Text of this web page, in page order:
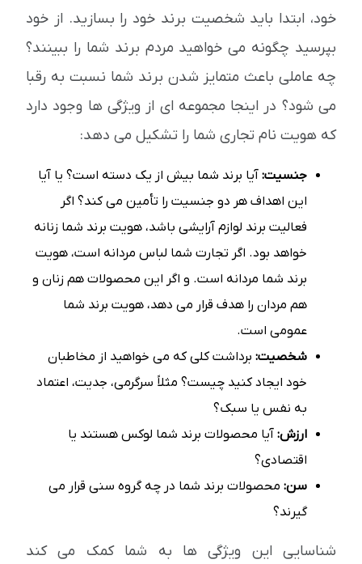
خود، ابتدا باید شخصیت برند خود را بسازید. از خود
بپرسید چگونه می خواهید مردم برند شما را ببینند؟
چه عاملی باعث متمایز شدن برند شما نسبت به رقبا
می شود؟ در اینجا مجموعه ای از ویژگی ها وجود دارد
که هویت نام تجاری شما را تشکیل می دهد:
جنسیت: آیا برند شما بیش از یک دسته است؟ یا آیا
این اهداف هر دو جنسیت را تأمین می کند؟ اگر
فعالیت برند لوازم آرایشی باشد، هویت برند شما زنانه
خواهد بود. اگر تجارت شما لباس مردانه است، هویت
برند شما مردانه است. و اگر این محصولات هم زنان و
هم مردان را هدف قرار می دهد، هویت برند شما
عمومی است.
شخصیت: برداشت کلی که می خواهید از مخاطبان
خود ایجاد کنید چیست؟ مثلاً سرگرمی، جدیت، اعتماد
به نفس یا سبک؟
ارزش: آیا محصولات برند شما لوکس هستند یا
اقتصادی؟
سن: محصولات برند شما در چه گروه سنی قرار می
گیرند؟
شناسایی این ویژگی ها به شما کمک می کند